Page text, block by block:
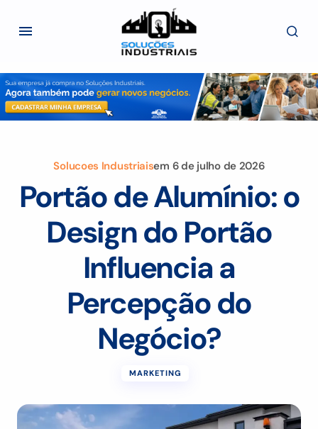
Solucoes Industriaisem 6 de julho de 2026
Portão de Alumínio: o
Design do Portão
Influencia a
Percepção do
Negócio?
MARKETING